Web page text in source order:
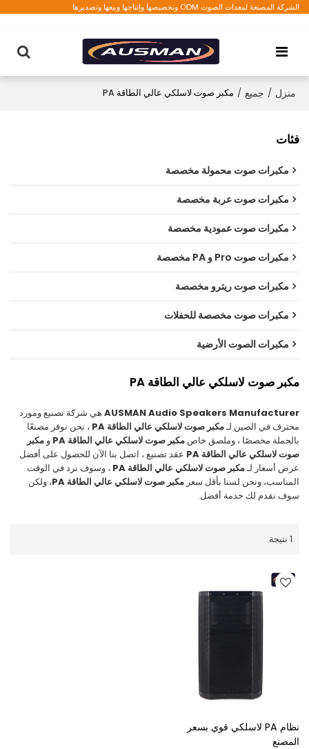
الشركة المصنعة لمعدات الصوت ODM وتخصيصها وإنتاجها وبيعها وتصديرها
منزل / جميع / مكبر صوت لاسلكي عالي الطاقة PA
فئات
مكبرات صوت محمولة مخصصة
مكبرات صوت عربة مخصصة
مكبرات صوت عمودية مخصصة
مكبرات صوت Pro و PA مخصصة
مكبرات صوت ريترو مخصصة
مكبرات صوت مخصصة للحفلات
مكبرات الصوت الأرضية
مكبر صوت لاسلكي عالي الطاقة PA
AUSMAN Audio Speakers Manufacturer هي شركة تصنيع ومورد
محترف في الصين لـمكبر صوت لاسلكي عالي الطاقة PA
، نحن نوفر مصنعًا
بالجملة مخصصًا ، وملصق خاصمكبر صوت لاسلكي عالي الطاقة PA ومكبر
صوت لاسلكي عالي الطاقة PA
عقد تصنيع ، اتصل بنا الآن للحصول على أفضل
عرض أسعار لـمكبر صوت لاسلكي عالي الطاقة PA
، وسوف نرد في الوقت
المناسب، ونحن لسنا بأقل سعرمكبر صوت لاسلكي عالي الطاقة PA
، ولكن
سوف نقدم لك خدمة أفضل.
1 نتيجة
نظام PA لاسلكي قوي بسعر
المصنع